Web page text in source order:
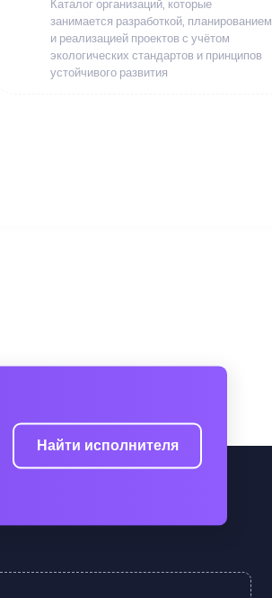
Каталог организаций, которые
занимается разработкой, планированием
и реализацией проектов с учётом
экологических стандартов и принципов
устойчивого развития
Найти исполнителя